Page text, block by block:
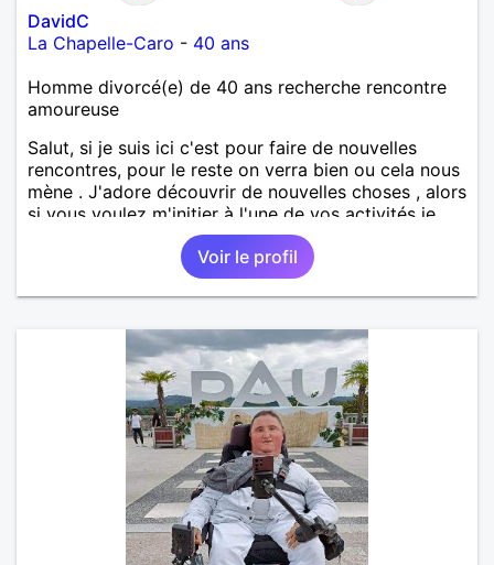
DavidC
La Chapelle-Caro - 40 ans
Homme divorcé(e) de 40 ans recherche rencontre
amoureuse
Salut, si je suis ici c'est pour faire de nouvelles
rencontres, pour le reste on verra bien ou cela nous
mène . J'adore découvrir de nouvelles choses , alors
si vous voulez m'initier à l'une de vos activités je
Voir le profil